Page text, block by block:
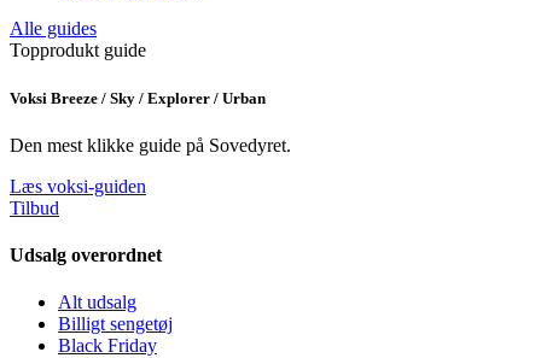
Alle guides
Topprodukt guide
Voksi Breeze / Sky / Explorer / Urban
Den mest klikke guide på Sovedyret.
Læs voksi-guiden
Tilbud
Udsalg overordnet
Alt udsalg
Billigt sengetøj
Black Friday